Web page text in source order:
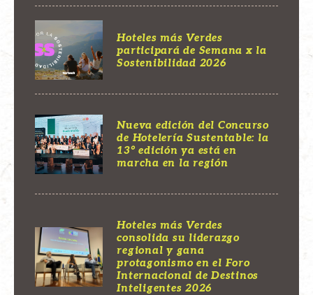
Hoteles más Verdes
participará de Semana x la
Sostenibilidad 2026
Nueva edición del Concurso
de Hotelería Sustentable: la
13° edición ya está en
marcha en la región
Hoteles más Verdes
consolida su liderazgo
regional y gana
protagonismo en el Foro
Internacional de Destinos
Inteligentes 2026